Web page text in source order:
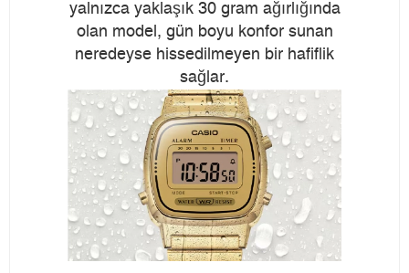
yalnızca yaklaşık 30 gram ağırlığında
olan model, gün boyu konfor sunan
neredeyse hissedilmeyen bir hafiflik
sağlar.